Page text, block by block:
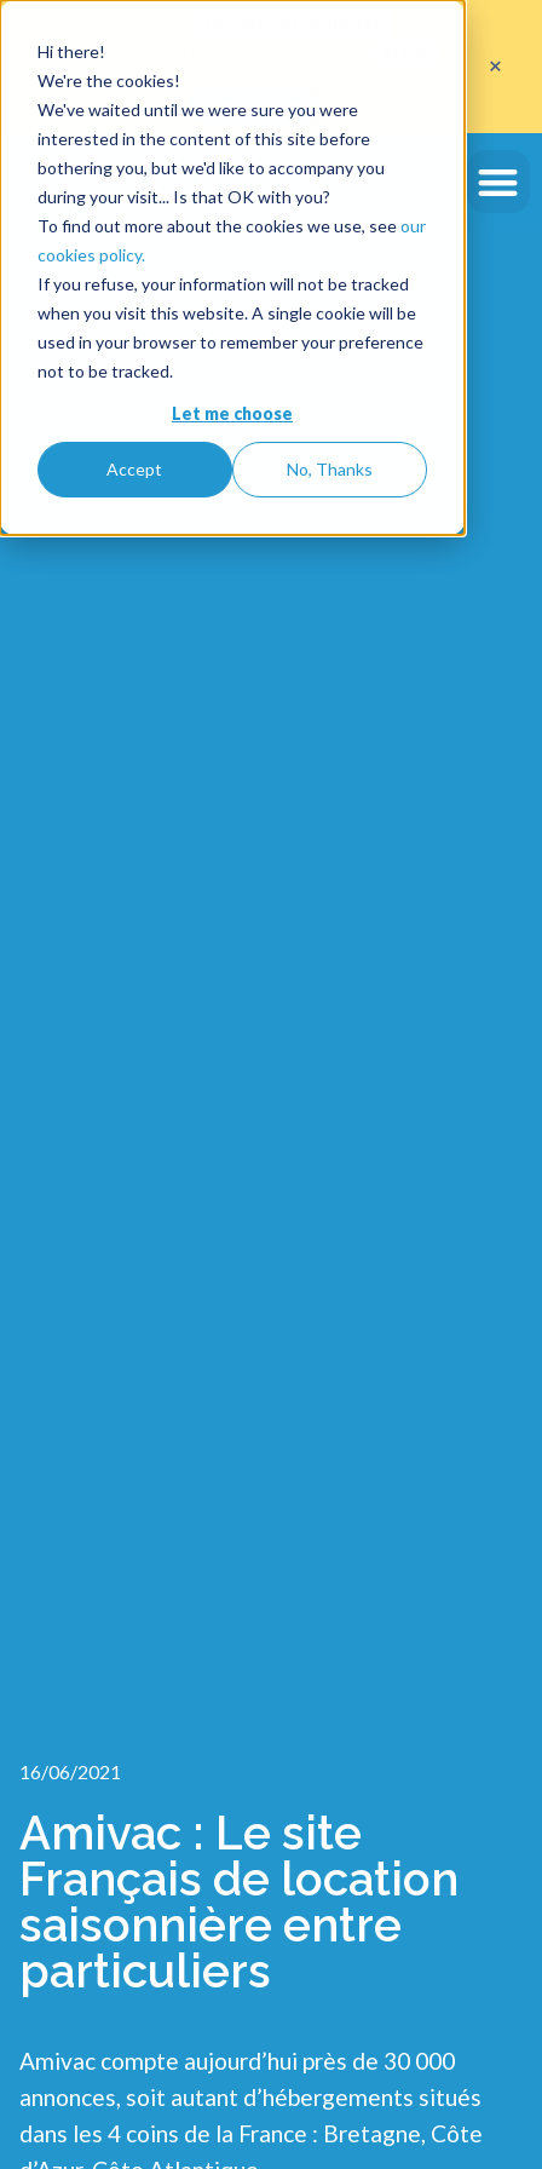
Hi there!
We're the cookies!
We've waited until we were sure you were
interested in the content of this site before
bothering you, but we'd like to accompany you
during your visit... Is that OK with you?
To find out more about the cookies we use, seeour
cookies policy.
If you refuse, your information will not be tracked
when you visit this website. A single cookie will be
used in your browser to remember your preference
not to be tracked.
Let me choose
Accept No, Thanks
sur l'ouverture d'un compte avec le code
jusqu'au 30/09/2026*
J'en profite
×
16/06/2021
Amivac : Le site
Français de location
saisonnière entre
particuliers
Amivac compte aujourd’hui près de 30 000
annonces, soit autant d’hébergements situés
dans les 4 coins de la France : Bretagne, Côte